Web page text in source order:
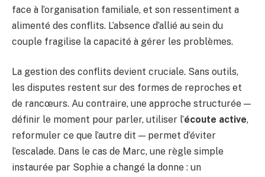
face à l’organisation familiale, et son ressentiment a
alimenté des conflits. L’absence d’allié au sein du
couple fragilise la capacité à gérer les problèmes.
La gestion des conflits devient cruciale. Sans outils,
les disputes restent sur des formes de reproches et
de rancœurs. Au contraire, une approche structurée —
définir le moment pour parler, utiliser l’écoute active,
reformuler ce que l’autre dit — permet d’éviter
l’escalade. Dans le cas de Marc, une règle simple
instaurée par Sophie a changé la donne : un